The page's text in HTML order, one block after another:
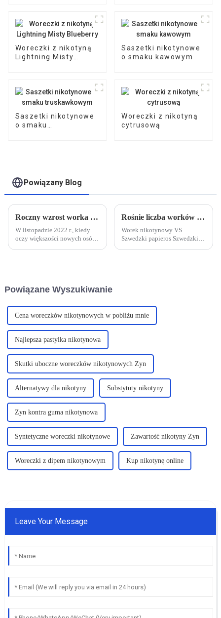
Woreczki z nikotyną
Lightning Misty
Saszetki nikotynowe
o smaku kawowym
Saszetki nikotynowe
o smaku
Woreczki z nikotyną
cytrusową
Powiązany Blog
Roczny wzrost worka na usta o 30%, domowy worek na nikotynę będzie nowym usta powietrznym?
W listopadzie 2022 r., kiedy
oczy większości nowych osób
papierosów elektronicznych,
Rośnie liczba worków z nikotyną, a regulacje dotyczące produktów nadrabiają zaległości – od niszowych po popularne
Worek nikotynowy VS
Szwedzki papieros Szwedzki
Powiązane Wyszukiwanie
Cena woreczków nikotynowych w pobliżu mnie
Najlepsza pastylka nikotynowa
Skutki uboczne woreczków nikotynowych Zyn
Alternatywy dla nikotyny Substytuty nikotyny
Zyn kontra guma nikotynowa
Syntetyczne woreczki nikotynowe Zawartość nikotyny Zyn
Woreczki z dipem nikotynowym Kup nikotynę online
Leave Your Message